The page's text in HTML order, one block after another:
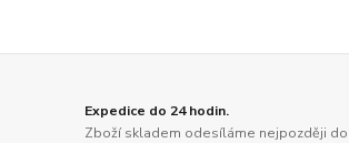
Expedice do 24 hodin.
Zboží skladem odesíláme nejpozději do